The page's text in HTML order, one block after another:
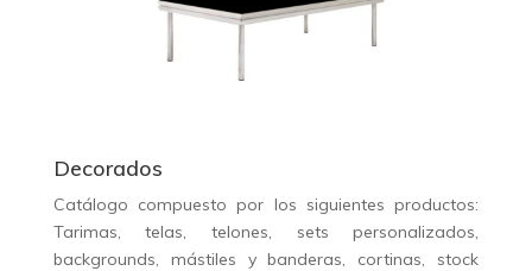
Decorados
Catálogo compuesto por los siguientes productos:
Tarimas, telas, telones, sets personalizados,
backgrounds, mástiles y banderas, cortinas, stock